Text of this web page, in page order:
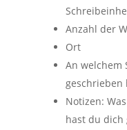
Anzahl der
Ort
An welchem
geschrieben
Notizen:
hast du dich